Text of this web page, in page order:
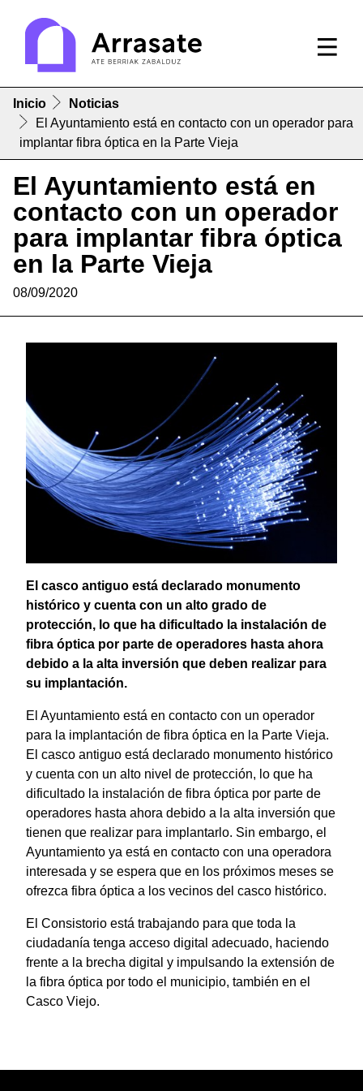
Inicio
Noticias
El Ayuntamiento está en contacto con un operador para
implantar fibra óptica en la Parte Vieja
El Ayuntamiento está en
contacto con un operador
para implantar fibra óptica
en la Parte Vieja
08/09/2020
El casco antiguo está declarado monumento
histórico y cuenta con un alto grado de
protección, lo que ha dificultado la instalación de
fibra óptica por parte de operadores hasta ahora
debido a la alta inversión que deben realizar para
su implantación.
El Ayuntamiento está en contacto con un operador
para la implantación de fibra óptica en la Parte Vieja.
El casco antiguo está declarado monumento histórico
y cuenta con un alto nivel de protección, lo que ha
dificultado la instalación de fibra óptica por parte de
operadores hasta ahora debido a la alta inversión que
tienen que realizar para implantarlo. Sin embargo, el
Ayuntamiento ya está en contacto con una operadora
interesada y se espera que en los próximos meses se
ofrezca fibra óptica a los vecinos del casco histórico.
El Consistorio está trabajando para que toda la
ciudadanía tenga acceso digital adecuado, haciendo
frente a la brecha digital y impulsando la extensión de
la fibra óptica por todo el municipio, también en el
Casco Viejo.